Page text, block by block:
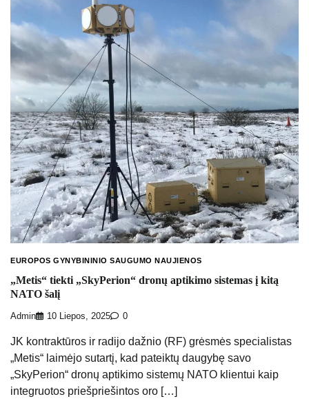
EUROPOS GYNYBININIO SAUGUMO NAUJIENOS
„Metis“ tiekti „SkyPerion“ dronų aptikimo sistemas į kitą
NATO šalį
Admin 10 Liepos, 2025 0
JK kontraktūros ir radijo dažnio (RF) grėsmės specialistas
„Metis“ laimėjo sutartį, kad pateiktų daugybę savo
„SkyPerion“ dronų aptikimo sistemų NATO klientui kaip
integruotos priešpriešintos oro […]